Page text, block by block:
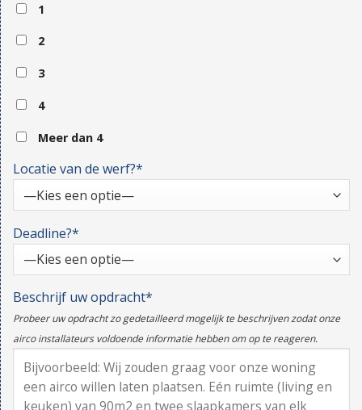
1
2
3
4
Meer dan 4
Locatie van de werf?*
Deadline?*
Beschrijf uw opdracht*
Probeer uw opdracht zo gedetailleerd mogelijk te beschrijven zodat onze
airco installateurs voldoende informatie hebben om op te reageren.